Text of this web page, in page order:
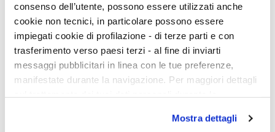
consenso dell’utente, possono essere utilizzati anche
cookie non tecnici, in particolare possono essere
impiegati cookie di profilazione - di terze parti e con
trasferimento verso paesi terzi - al fine di inviarti
messaggi pubblicitari in linea con le tue preferenze,
manifestate durante la navigazione. Per maggiori dettagli
cookie, ti invitiamo a prendere visione dell’informativa
Mostra dettagli
On Demand 13h 40m
Festival della Sessuologia Edizione
2023